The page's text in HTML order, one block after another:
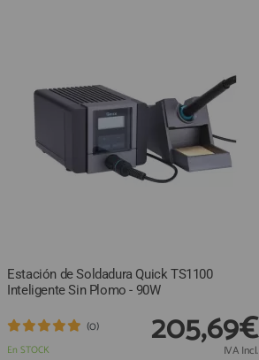
Estación de Soldadura Quick TS1100
Inteligente Sin Plomo - 90W
En STOCK
(0) 205,69€
IVA Incl.